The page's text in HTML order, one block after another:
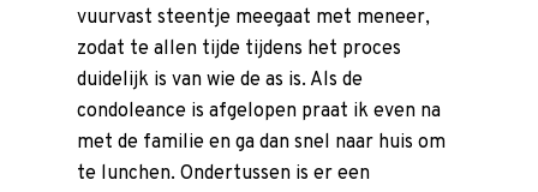
vuurvast steentje meegaat met meneer,
zodat te allen tijde tijdens het proces
duidelijk is van wie de as is. Als de
condoleance is afgelopen praat ik even na
met de familie en ga dan snel naar huis om
te lunchen. Ondertussen is er een